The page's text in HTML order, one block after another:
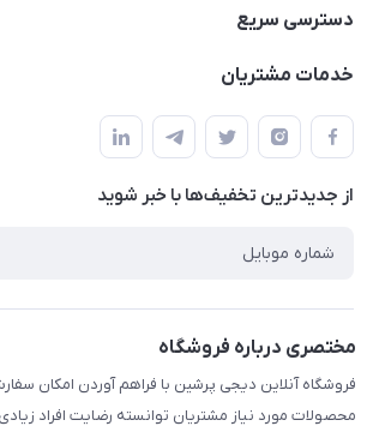
09172138137
دسترسی سریع
حساب کاربری
لیست محصولات
درباره ما
خدمات مشتریان
قوانین و مقررات
حریم خصوصی
راهنما
از جدید‌ترین تخفیف‌ها با‌ خبر شوید
مختصری درباره فروشگاه
فروشگاه آنلاین دیجی پرشین با فراهم آوردن امکان
محصولات مورد نیاز مشتریان توانسته رضایت افراد